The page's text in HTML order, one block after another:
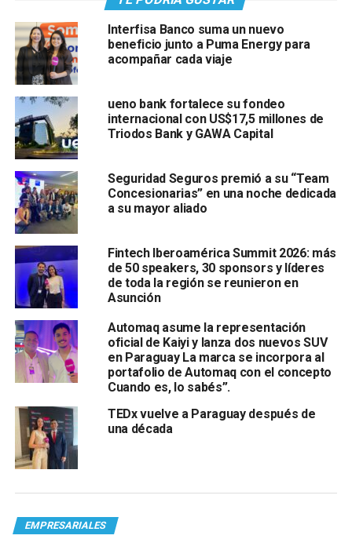
Interfisa Banco suma un nuevo
beneficio junto a Puma Energy para
acompañar cada viaje
ueno bank fortalece su fondeo
internacional con US$17,5 millones de
Triodos Bank y GAWA Capital
Seguridad Seguros premió a su “Team
Concesionarias” en una noche dedicada
a su mayor aliado
Fintech Iberoamérica Summit 2026: más
de 50 speakers, 30 sponsors y líderes
de toda la región se reunieron en
Asunción
Automaq asume la representación
oficial de Kaiyi y lanza dos nuevos SUV
en Paraguay La marca se incorpora al
portafolio de Automaq con el concepto
Cuando es, lo sabés”.
TEDx vuelve a Paraguay después de
una década
EMPRESARIALES